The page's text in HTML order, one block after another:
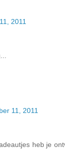
2011
11, 2011
heb je